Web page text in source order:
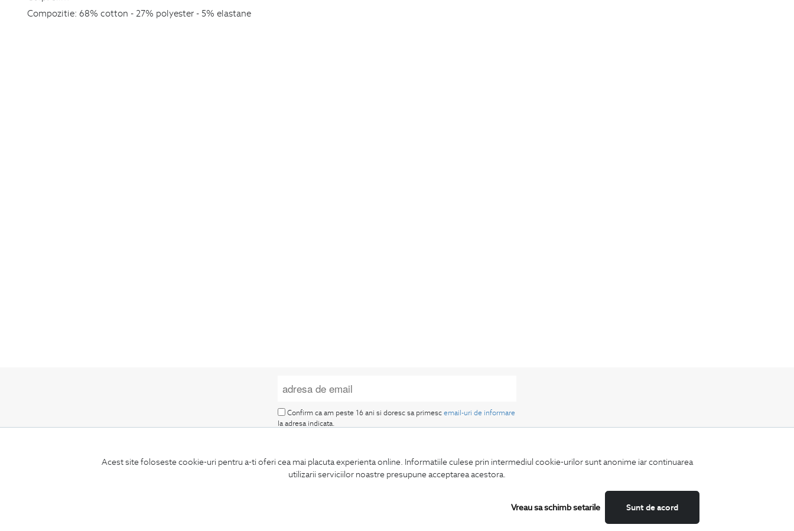
Acest site foloseste cookie-uri pentru a-ti oferi cea mai placuta experienta online. Informatiile culese prin intermediul cookie-urilor sunt anonime iar continuarea
utilizarii serviciilor noastre presupune acceptarea acestora.
Sunt de acord
Vreau sa schimb setarile
Compozitie: 68% cotton - 27% polyester - 5% elastane
LA NEWSLETTER
Confirm ca am peste 16 ani si doresc sa primescemail-uri de informare
la adresa indicata.